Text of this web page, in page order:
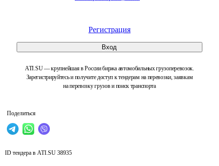
Регистрация
Вход
ATI.SU — крупнейшая в России биржа автомобильных грузоперевозок.
Зарегистрируйтесь и получите доступ к тендерам на перевозки, заявкам
на перевозку грузов и поиск транспорта
Поделиться
ID тендера в ATI.SU 38935